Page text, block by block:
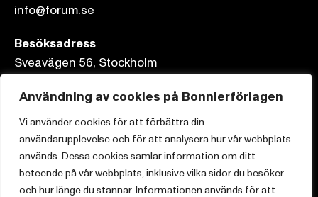
Användning av cookies på Bonnierförlagen
Vi använder cookies för att förbättra din
användarupplevelse och för att analysera hur vår webbplats
används. Dessa cookies samlar information om ditt
beteende på vår webbplats, inklusive vilka sidor du besöker
och hur länge du stannar. Informationen används för att
info@forum.se
Besöksadress
Sveavägen 56, Stockholm
Postadress
Box 3159, 103 63 Stockholm
Om Bonnierförlagen